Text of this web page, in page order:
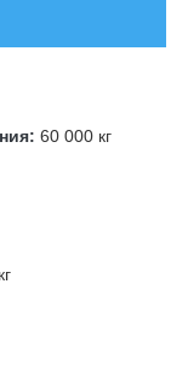
60 000 кг